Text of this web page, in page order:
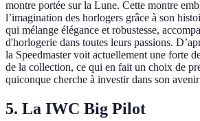
montre portée sur la Lune. Cette montre
l’imagination des horlogers grâce à son
qui mélange élégance et robustesse,
d'horlogerie dans toutes leurs passions.
la Speedmaster voit actuellement une forte
de la collection, ce qui en fait un choix de
quiconque cherche à investir dans son
5. La IWC Big Pilot